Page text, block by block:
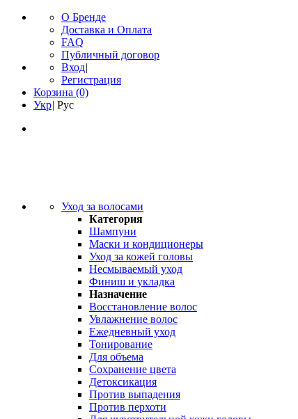
О Бренде
Доставка и Оплата
FAQ
Публичный договор
Вход|
Регистрация
Корзина (0)
Укр| Рус
Уход за волосами
Категория
Шампуни
Маски и кондиционеры
Уход за кожей головы
Несмываемый уход
Финиш и укладка
Назначение
Восстановление волос
Увлажнение волос
Ежедневный уход
Тонирование
Для объема
Сохранение цвета
Детоксикация
Против выпадения
Против перхоти